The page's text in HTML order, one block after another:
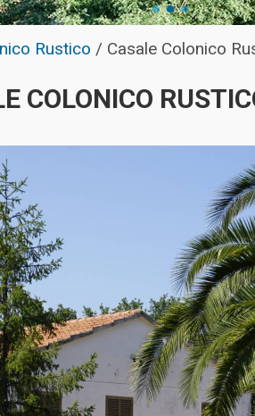
Rustico / Casale Colonico
COLONICO